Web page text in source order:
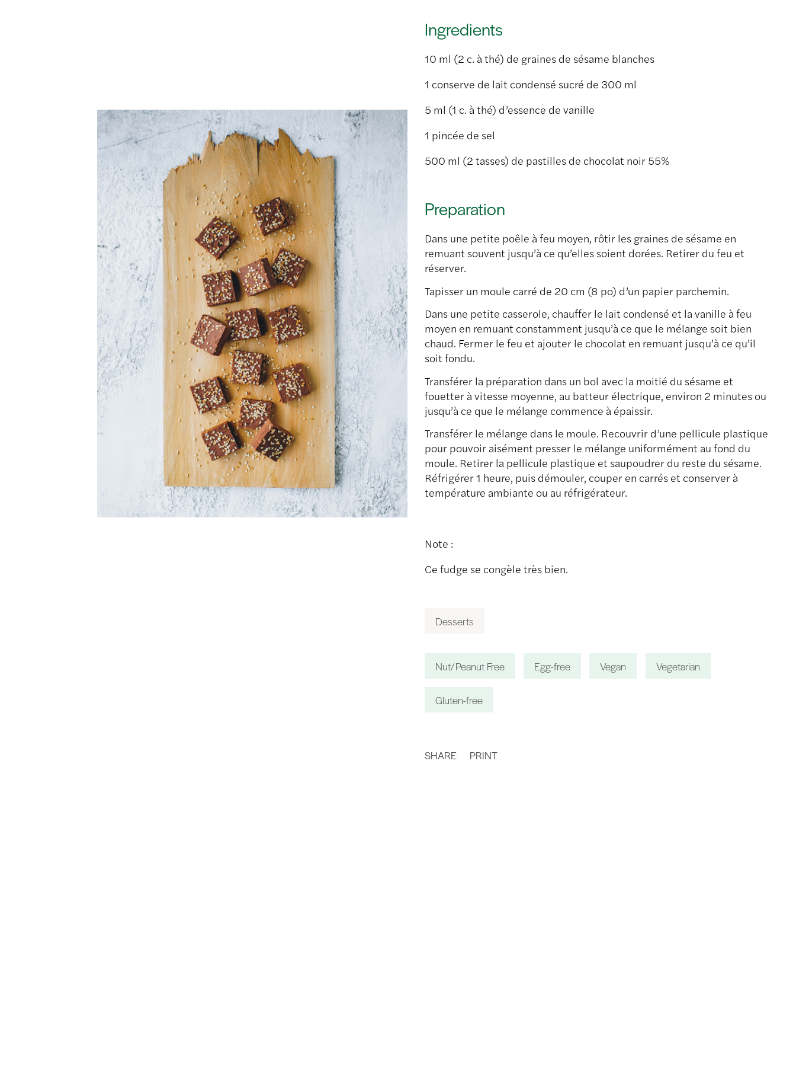
Ingredients
10 ml (2 c. à thé) de graines de sésame blanches
1 conserve de lait condensé sucré de 300 ml
5 ml (1 c. à thé) d’essence de vanille
1 pincée de sel
500 ml (2 tasses) de pastilles de chocolat noir 55%
Preparation
Dans une petite poêle à feu moyen, rôtir les graines de sésame en
remuant souvent jusqu’à ce qu’elles soient dorées. Retirer du feu et
réserver.
Tapisser un moule carré de 20 cm (8 po) d’un papier parchemin.
Dans une petite casserole, chauffer le lait condensé et la vanille à feu
moyen en remuant constamment jusqu’à ce que le mélange soit bien
chaud. Fermer le feu et ajouter le chocolat en remuant jusqu’à ce qu’il
soit fondu.
Transférer la préparation dans un bol avec la moitié du sésame et
fouetter à vitesse moyenne, au batteur électrique, environ 2 minutes ou
jusqu’à ce que le mélange commence à épaissir.
Transférer le mélange dans le moule. Recouvrir d’une pellicule plastique
pour pouvoir aisément presser le mélange uniformément au fond du
moule. Retirer la pellicule plastique et saupoudrer du reste du sésame.
Réfrigérer 1 heure, puis démouler, couper en carrés et conserver à
température ambiante ou au réfrigérateur.
Note :
Ce fudge se congèle très bien.
Desserts
Nut/Peanut Free Egg-free Vegan Vegetarian
Gluten-free
SHARE